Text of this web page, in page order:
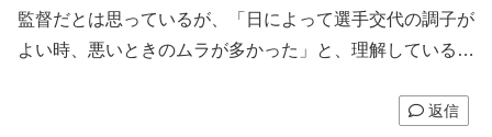
監督だとは思っているが、「日によって選手交代の調子が
よい時、悪いときのムラが多かった」と、理解している…
返信